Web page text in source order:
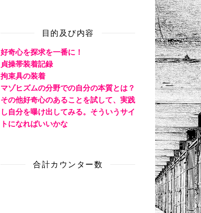
目的及び内容
好奇心を探求を一番に！
貞操帯装着記録
拘束具の装着
マゾヒズムの分野での自分の本質とは？
その他好奇心のあることを試して、実践
し自分を曝け出してみる。そういうサイ
トになればいいかな
合計カウンター数